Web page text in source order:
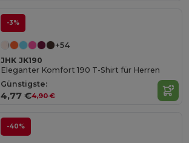
-3%
+54
JHK JK190
Eleganter Komfort 190 T-Shirt für Herren
Günstigste:
4,77 €4,90 €
-40%